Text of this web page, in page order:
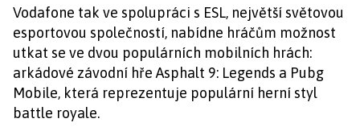
Vodafone tak ve spolupráci s ESL, největší světovou
esportovou společností, nabídne hráčům možnost
utkat se ve dvou populárních mobilních hrách:
arkádové závodní hře Asphalt 9: Legends a Pubg
Mobile, která reprezentuje populární herní styl
battle royale.